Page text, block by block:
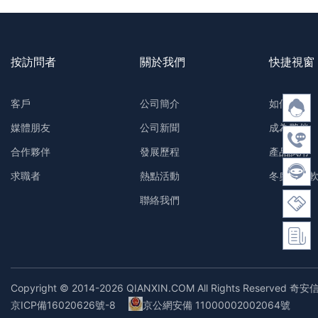
按訪問者
客戶
媒體朋友
合作夥伴
求職者
關於我們
公司簡介
公司新聞
發展歷程
熱點活動
聯絡我們
快捷視窗
如何購買
成為夥伴
產品試用
冬奧防護
Copyright © 2014-2026 QIANXIN.COM All Rights Reserved 奇安
京ICP備16020626號-8
京公網安備 11000002002064號